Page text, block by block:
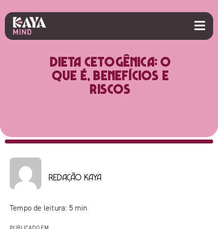
Dieta cetogênica: o
que é, benefícios e
riscos
Redação Kaya
Tempo de leitura: 5 min